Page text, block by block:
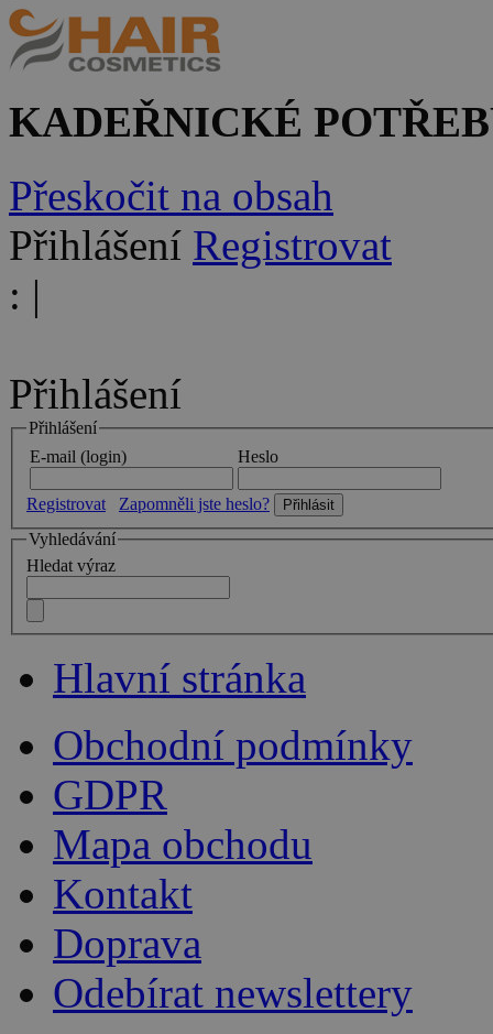
KADEŘNICKÉ
Přeskočit na obsah
Přihlášení Registrovat
: |
Přihlášení
Přihlášení
E-mail (login)
Heslo
Registrovat
Zapomněli jste heslo?
Vyhledávání
Hledat výraz
Hlavní stránka
Obchodní podmínky
GDPR
Mapa obchodu
Kontakt
Doprava
Odebírat newslettery